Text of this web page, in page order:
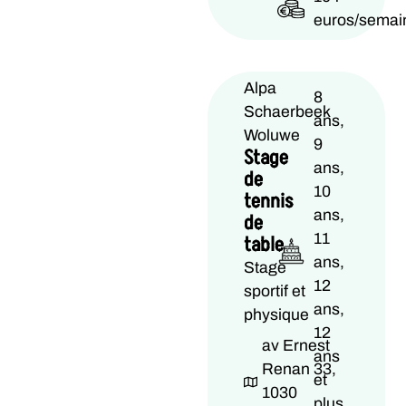
euros/
Alpa
Schaerbeek
Woluwe
Stage
de
tennis
de
table
Stage
sportif et
physique
av Ernest
Renan 33,
1030
8
ans,
9
ans,
10
ans,
11
ans,
12
ans,
12
ans
et